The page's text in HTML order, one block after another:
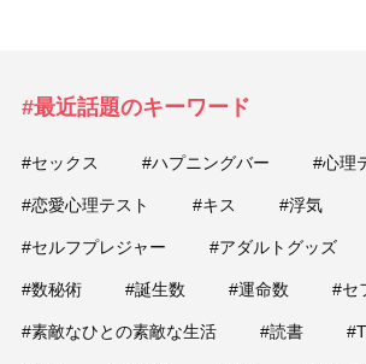
#最近話題のキーワード
#セックス #ハプニングバー #心理
#恋愛心理テスト #キス #浮気
#セルフプレジャー #アダルトグッズ
#数秘術 #誕生数 #運命数 #セ
#素敵なひとの素敵な生活 #読書